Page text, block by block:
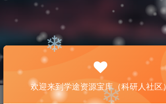
欢迎来到学途资源宝库（科研人社区）
❄
❄